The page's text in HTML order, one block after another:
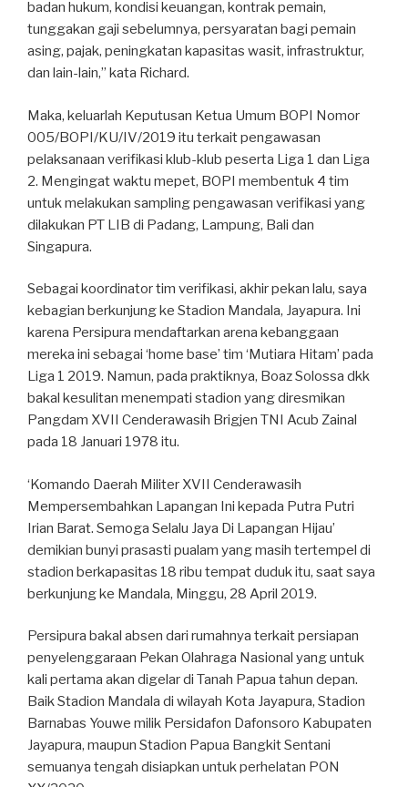
badan hukum, kondisi keuangan, kontrak pemain,
tunggakan gaji sebelumnya, persyaratan bagi pemain
asing, pajak, peningkatan kapasitas wasit, infrastruktur,
dan lain-lain,” kata Richard.
Maka, keluarlah Keputusan Ketua Umum BOPI Nomor
005/BOPI/KU/IV/2019 itu terkait pengawasan
pelaksanaan verifikasi klub-klub peserta Liga 1 dan Liga
2. Mengingat waktu mepet, BOPI membentuk 4 tim
untuk melakukan sampling pengawasan verifikasi yang
dilakukan PT LIB di Padang, Lampung, Bali dan
Singapura.
Sebagai koordinator tim verifikasi, akhir pekan lalu, saya
kebagian berkunjung ke Stadion Mandala, Jayapura. Ini
karena Persipura mendaftarkan arena kebanggaan
mereka ini sebagai ‘home base’ tim ‘Mutiara Hitam’ pada
Liga 1 2019. Namun, pada praktiknya, Boaz Solossa dkk
bakal kesulitan menempati stadion yang diresmikan
Pangdam XVII Cenderawasih Brigjen TNI Acub Zainal
pada 18 Januari 1978 itu.
‘Komando Daerah Militer XVII Cenderawasih
Mempersembahkan Lapangan Ini kepada Putra Putri
Irian Barat. Semoga Selalu Jaya Di Lapangan Hijau’
demikian bunyi prasasti pualam yang masih tertempel di
stadion berkapasitas 18 ribu tempat duduk itu, saat saya
berkunjung ke Mandala, Minggu, 28 April 2019.
Persipura bakal absen dari rumahnya terkait persiapan
penyelenggaraan Pekan Olahraga Nasional yang untuk
kali pertama akan digelar di Tanah Papua tahun depan.
Baik Stadion Mandala di wilayah Kota Jayapura, Stadion
Barnabas Youwe milik Persidafon Dafonsoro Kabupaten
Jayapura, maupun Stadion Papua Bangkit Sentani
semuanya tengah disiapkan untuk perhelatan PON